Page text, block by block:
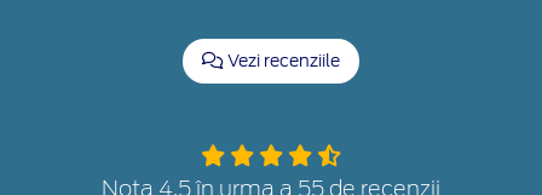
Vezi recenziile
Nota 4.5 în urma a 55 de recenzii